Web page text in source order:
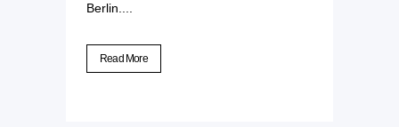
Berlin....
Read More